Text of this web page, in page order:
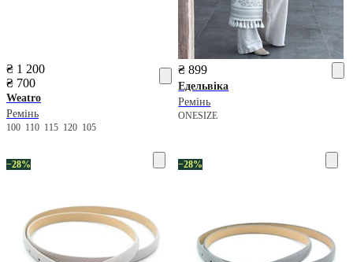
₴ 1 200
₴ 700
Weatro
Ремінь
100 110 115 120 105
₴ 899
Едельвіка
Ремінь
ONESIZE
−28% −28%